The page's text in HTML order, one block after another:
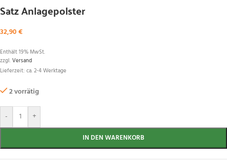
Satz Anlagepolster
32,90€
Enthält 19% MwSt.
zzgl.Versand
Lieferzeit: ca. 2-4 Werktage
2 vorrätig
- +
IN DEN WARENKORB